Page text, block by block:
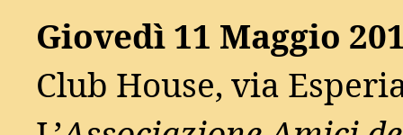
Giovedì 11 Maggio
Club House, via